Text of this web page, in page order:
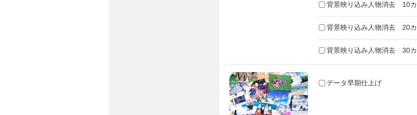
背景映り込み人物消去 10カ
背景映り込み人物消去 20カ
背景映り込み人物消去 30カ
データ早期仕上げ